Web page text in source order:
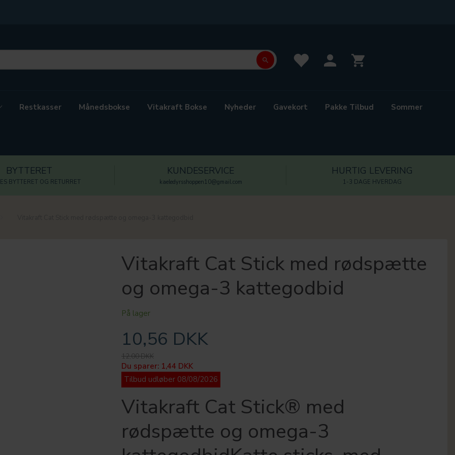
Restkasser Månedsbokse Vitakraft Bokse Nyheder Gavekort Pakke Tilbud Sommer
BYTTERET
BYTTERET OG RETURRET
KUNDESERVICE
kaeledyrsshoppen10@gmail.com
HURTIG LEVERING
1-3 DAGE HVERDAG
Vitakraft Cat Stick med rødspætte
og omega-3 kattegodbid
På lager
10,56 DKK
12,00 DKK
Du sparer: 1,44 DKK
Tilbud udløber 08/08/2026
Vitakraft Cat Stick® med
rødspætte og omega-3